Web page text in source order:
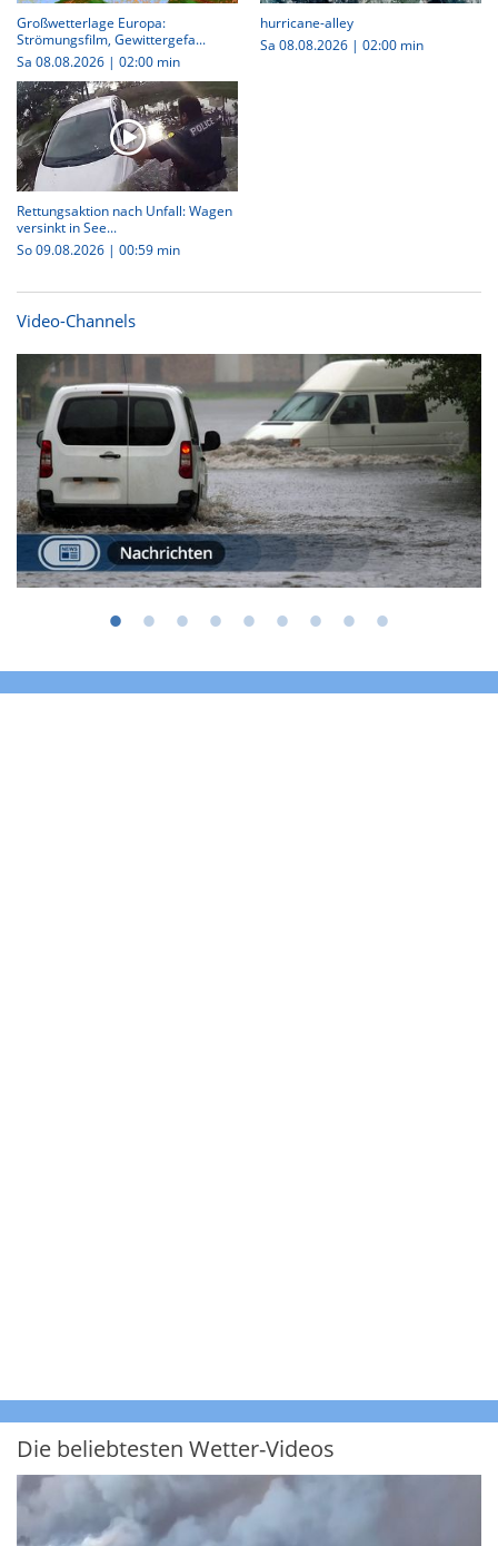
Großwetterlage Europa:
Strömungsfilm, Gewittergefa...
Sa 08.08.2026 | 02:00 min
hurricane-alley
Sa 08.08.2026 | 02:00 min
Rettungsaktion nach Unfall: Wagen
versinkt in See...
So 09.08.2026 | 00:59 min
Video-Channels
Die beliebtesten Wetter-Videos